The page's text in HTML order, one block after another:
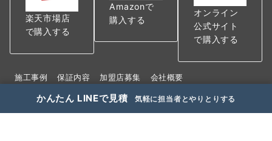
楽天市場店
で購入する
Amazonで
購入する
オンライン
公式サイト
で購入する
施工事例 保証内容 加盟店募集
会社概要
特定商取引法に基づく表記
プライバシーポリシー（個人情報保護方針）
かんたん LINEで見積 気軽に担当者とやりとりする